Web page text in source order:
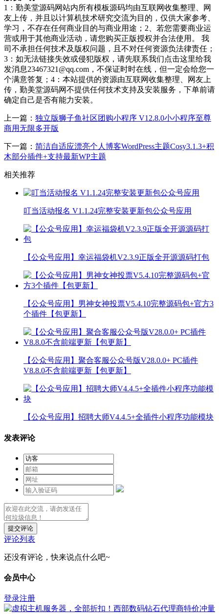
1：勤美堂源码网站内所有模板源码均由互联网收集整理、网
友上传，并且以计算机技术研究交流为目的，仅供大家参考、
学习，不存在任何商业目的与商业用途；2、若您需要商业运
营或用于其他商业活动，请您购买正版授权并合法使用。 我
司不承担任何技术及版权问题，且不对任何资源负法律责任；
3：如无法链接失效或侵犯版权，请先联系我们点击这里给我
发消息23467321@qq.com，不保证时时在线，但一定会给您一
个满意答复；4：本站提供的资源由互联网收集整理、网友上
传，勤美堂源码网不提供任何技术支持及安装服务，下单前请
确定自己是否有能力安装。
上一篇： 独立版狮子鱼社区团购小程序 V12.8.0小小程序至尊
商用无限多开版
下一篇： 简洁自适应漂亮个人博客WordPress主题Cosy3.1.3+积
木部分插件+支持最新WP主题
相关推荐
叮当活动报名 V1.1.24完整安装更新包公众号应用
【公众号应用】幸运福袋机V2.3.9正版全开源源码打包
【公众号应用】男神女神投票V5.4.10完整源码包+官方3
个插件【包更新】
【公众号应用】聚合客服公众号版V28.0.0+ PC插件
V8.8.0不含前端更新【包更新】
【公众号应用】招聘大师V4.4.5+全插件小程序功能模块
发表评论
提交评论
评论列表
还没有评论，快来说点什么吧~
会员中心
登录注册